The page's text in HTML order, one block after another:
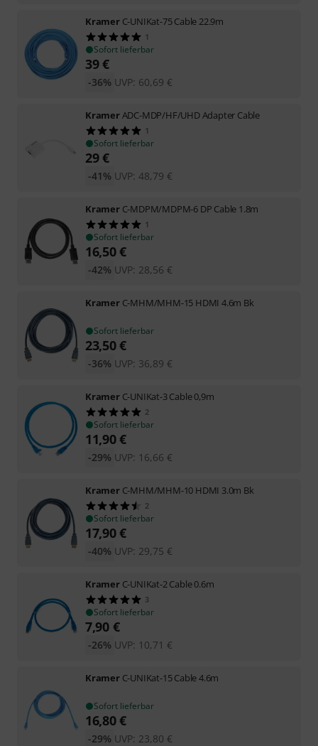
Kramer C-UNIKat-75 Cable 22.9m
1
Sofort lieferbar
39€
UVP: 60,69 €
-36%
KramerADC-MDP/HF/UHD Adapter Cable
1
Sofort lieferbar
29€
UVP: 48,79 €
-41%
Kramer C-MDPM/MDPM-6 DP Cable 1.8m
1
Sofort lieferbar
16,50€
UVP: 28,56 €
-42%
Kramer C-MHM/MHM-15 HDMI 4.6m Bk
Sofort lieferbar
23,50€
UVP: 36,89 €
-36%
Kramer C-UNIKat-3 Cable 0,9m
2
Sofort lieferbar
11,90€
UVP: 16,66 €
-29%
Kramer C-MHM/MHM-10 HDMI 3.0m Bk
2
Sofort lieferbar
17,90€
UVP: 29,75 €
-40%
Kramer C-UNIKat-2 Cable 0.6m
3
Sofort lieferbar
7,90 €
UVP: 10,71 €
-26%
Kramer C-UNIKat-15 Cable 4.6m
Sofort lieferbar
16,80€
UVP: 23,80 €
-29%